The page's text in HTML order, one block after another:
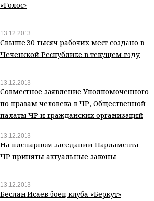
«Голос»
13.12.2013
Свыше 30 тысяч рабочих мест создано в
Чеченской Республике в текущем году
13.12.2013
Совместное заявление Уполномоченного
по правам человека в ЧР, Общественной
палаты ЧР и гражданских организаций
13.12.2013
На пленарном заседании Парламента
ЧР приняты актуальные законы
13.12.2013
Беслан Исаев боец клуба «Беркут»